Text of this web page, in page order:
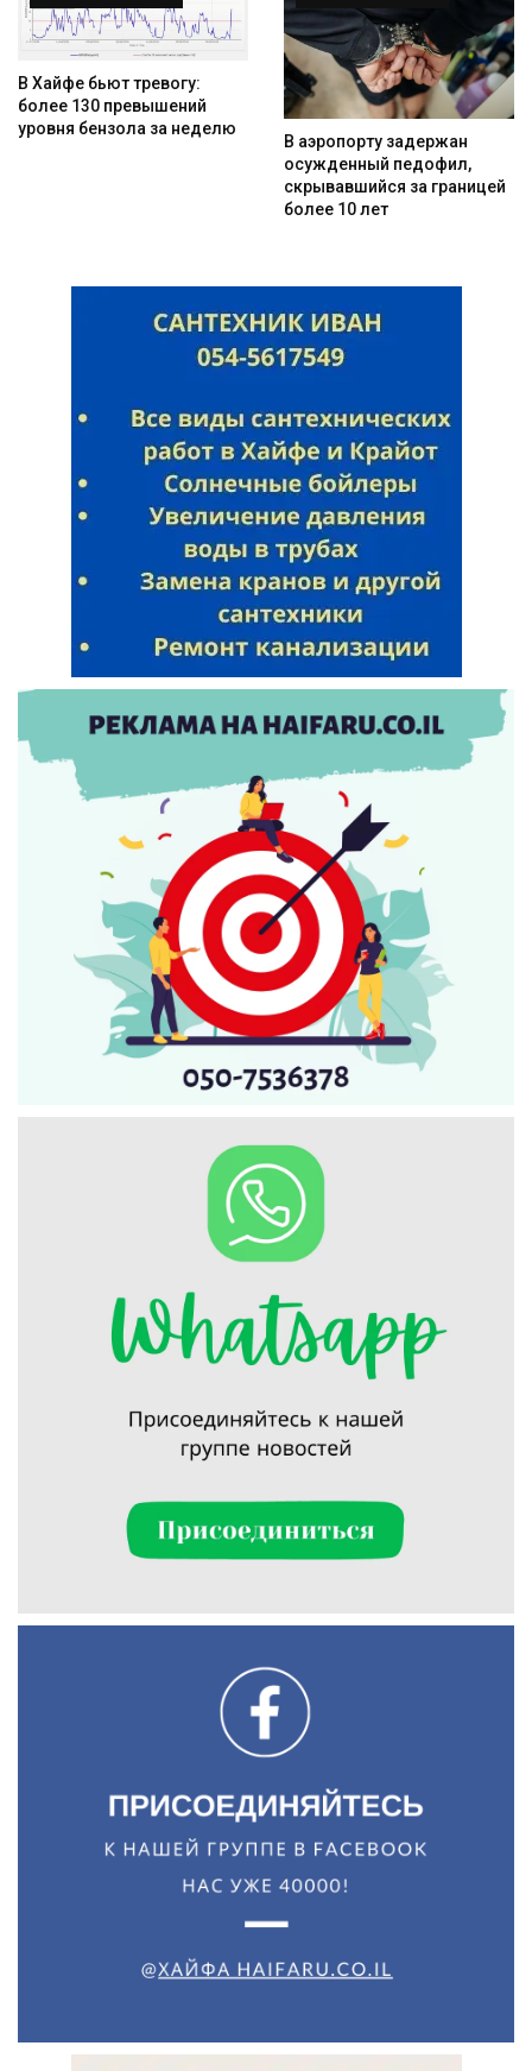
В Хайфе бьют тревогу:
более 130 превышений
уровня бензола за неделю
В аэропорту задержан
осужденный педофил,
скрывавшийся за границей
более 10 лет